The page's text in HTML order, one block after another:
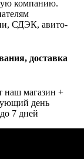
компанию.
СДЭК, авито-
доставка
наш магазин +
день
7 дней